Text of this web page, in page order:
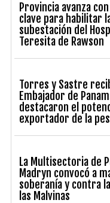
Provincia avanza
clave para habilitar
subestación del
Teresita de Rawson
Torres y Sastre
Embajador de
destacaron el
exportador de la
La Multisectoria de
Madryn convocó a
soberanía y contra
las Malvinas